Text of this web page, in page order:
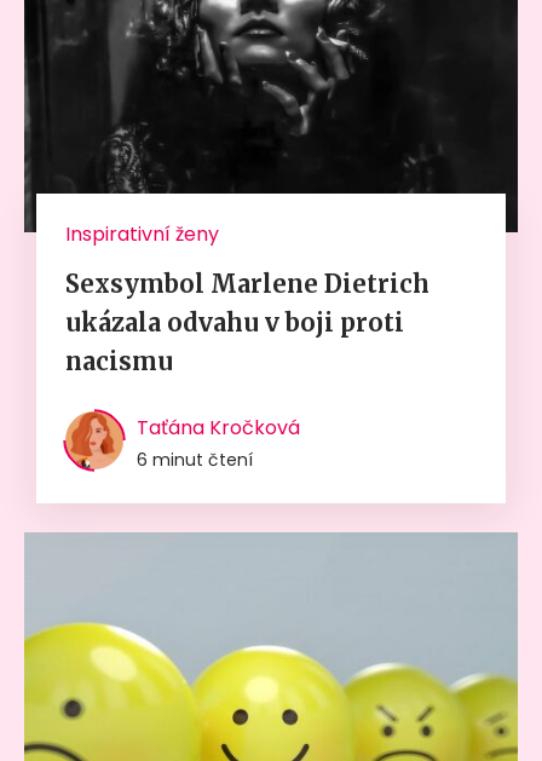
Inspirativní ženy
Sexsymbol Marlene Dietrich
ukázala odvahu v boji proti
nacismu
Taťána Kročková
6 minut čtení